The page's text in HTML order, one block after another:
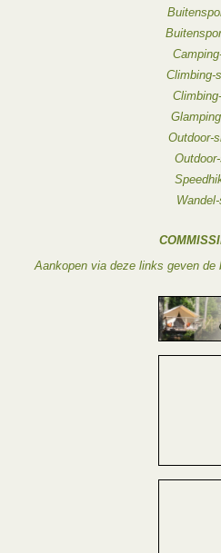
Climbing-
Outdoor-
Aankopen via deze links geven de